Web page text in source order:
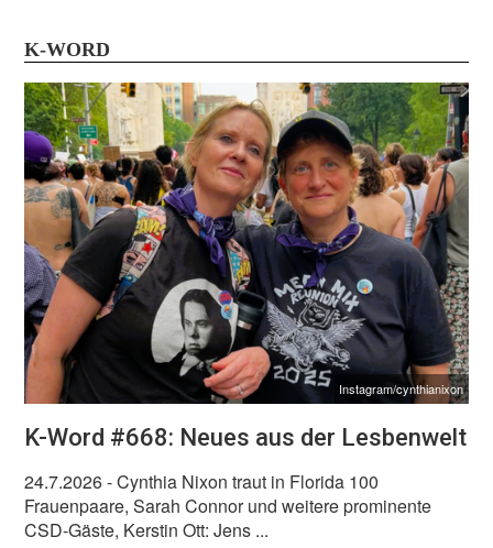
K-WORD
Instagram/cynthianixon
K-Word #668: Neues aus der Lesbenwelt
24.7.2026- Cynthia Nixon traut in Florida 100
Frauenpaare, Sarah Connor und weitere prominente
CSD-Gäste, Kerstin Ott: Jens ...